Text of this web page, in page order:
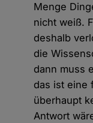
Menge
nicht weiß.
deshalb
die
dann muss
das ist eine
überhaupt
Antwort